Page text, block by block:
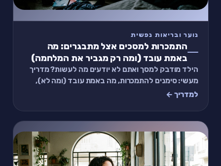
נוער ובריאות נפשית
התמכרות למסכים אצל מתבגרים: מה
באמת עובד (ומה רק מגביר את המלחמה)
הילד מודבק למסך ואתם לא יודעים מה לעשות? מדריך
מעשי: סימנים להתמכרות, מה באמת עובד (ומה לא),
תכל׳ס תרגיל של 2 דקות, וגבולות שאפשר ליישם.
למדריך ←